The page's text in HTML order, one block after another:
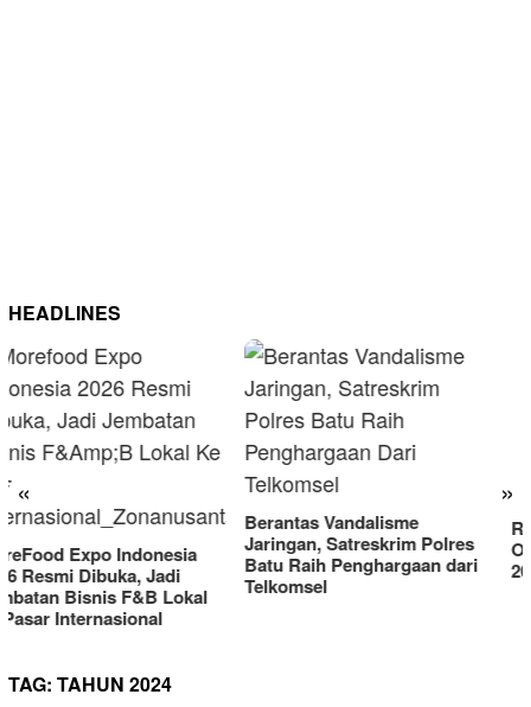
HEADLINES
« »
Berantas Vandalisme
Jaringan, Satreskrim Polres
Batu Raih Penghargaan dari
Telkomsel
RM OG Alami Kenaikan
Omset di Porprov IX Jatim
2025
TAG: TAHUN 2024